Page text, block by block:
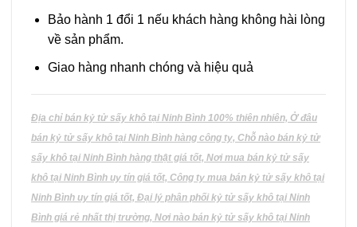
Bảo hành 1 đổi 1 nếu khách hàng không hài lòng
về sản phẩm.
Giao hàng nhanh chóng và hiệu quả
Địa chỉ bán kỷ tử sấy khô tại Ninh Bình 100% thiên nhiên, Ở đâu
bán kỷ tử sấy khô tại Ninh Bình hàng công ty, Chỗ nào bán kỷ tử
sấy khô tại Ninh Bình hàng thật giá tốt, Nơi mua bán kỷ tử sấy
khô tại Ninh Bình uy tín giá tốt, Công ty mua bán kỷ tử sấy khô tại
Ninh Bình uy tín giá tốt, Đại lý phân phối kỷ tử sấy khô tại Ninh
Bình giá rẻ nhất thị trường, Nơi nào bán kỷ tử sấy khô tại Ninh